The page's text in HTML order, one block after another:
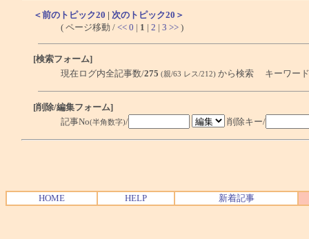
＜前のトピック20 | 次のトピック20＞
( ページ移動 / << 0 | 1 | 2 | 3 >> )
[検索フォーム]
現在ログ内全記事数/275 (親/63 レス/212) から検索 キーワー
[削除/編集フォーム]
記事No(半角数字)/ 削除キー/
HOME HELP 新着記事